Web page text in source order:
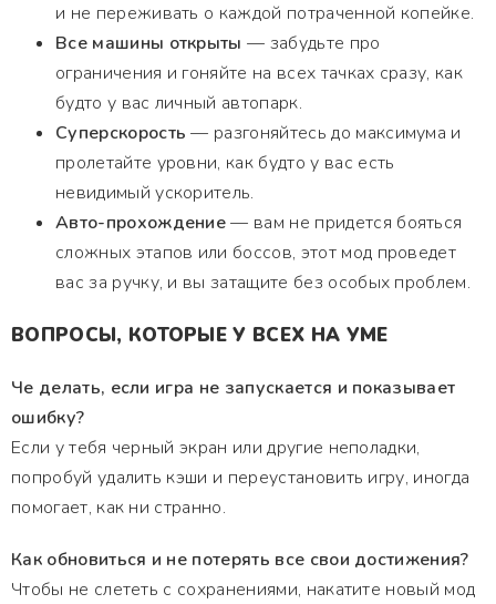
и не переживать о каждой потраченной копейке.
Все машины открыты — забудьте про
ограничения и гоняйте на всех тачках сразу, как
будто у вас личный автопарк.
Суперскорость — разгоняйтесь до максимума и
пролетайте уровни, как будто у вас есть
невидимый ускоритель.
Авто-прохождение— вам не придется бояться
сложных этапов или боссов, этот мод проведет
вас за ручку, и вы затащите без особых проблем.
ВОПРОСЫ, КОТОРЫЕ У ВСЕХ НА УМЕ
Че делать, если игра не запускается и показывает
ошибку?
Если у тебя черный экран или другие неполадки,
попробуй удалить кэши и переустановить игру, иногда
помогает, как ни странно.
Как обновиться и не потерять все свои достижения?
Чтобы не слететь с сохранениями, накатите новый мод